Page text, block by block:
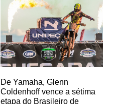
De Yamaha, Glenn
Coldenhoff vence a sétima
etapa do Brasileiro de